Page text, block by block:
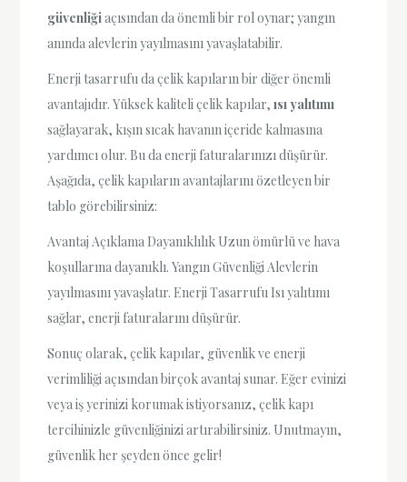
güvenliği açısından da önemli bir rol oynar; yangın
anında alevlerin yayılmasını yavaşlatabilir.
Enerji tasarrufu da çelik kapıların bir diğer önemli
avantajıdır. Yüksek kaliteli çelik kapılar,ısı yalıtımı
sağlayarak, kışın sıcak havanın içeride kalmasına
yardımcı olur. Bu da enerji faturalarınızı düşürür.
Aşağıda, çelik kapıların avantajlarını özetleyen bir
tablo görebilirsiniz:
Avantaj Açıklama Dayanıklılık Uzun ömürlü ve hava
koşullarına dayanıklı. Yangın Güvenliği Alevlerin
yayılmasını yavaşlatır. Enerji Tasarrufu Isı yalıtımı
sağlar, enerji faturalarını düşürür.
Sonuç olarak, çelik kapılar, güvenlik ve enerji
verimliliği açısından birçok avantaj sunar. Eğer evinizi
veya iş yerinizi korumak istiyorsanız, çelik kapı
tercihinizle güvenliğinizi artırabilirsiniz. Unutmayın,
güvenlik her şeyden önce gelir!